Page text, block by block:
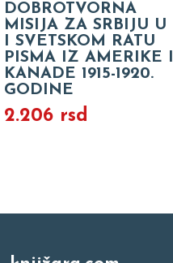
DOBROTVORNA
MISIJA ZA SRBIJU U
I SVETSKOM RATU
PISMA IZ AMERIKE I
KANADE 1915-1920.
GODINE
2.206 rsd